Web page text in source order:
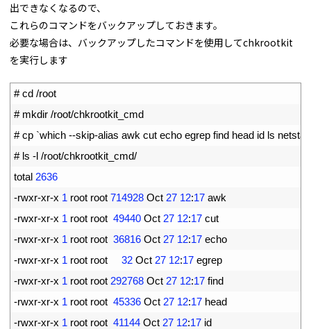
出できなくなるので、
これらのコマンドをバックアップしておきます。
必要な場合は、バックアップしたコマンドを使用してchkrootkit
を実行します
# cd /root
# mkdir /root/chkrootkit_cmd
# cp `which --skip-alias awk cut echo egrep find head id ls
# ls -l /root/chkrootkit_cmd/
total 2636
-rwxr-xr-x 1 root root 714928 Oct 27 12:17 awk
-rwxr-xr-x 1 root root 49440 Oct 27 12:17 cut
-rwxr-xr-x 1 root root 36816 Oct 27 12:17 echo
-rwxr-xr-x 1 root root 32 Oct 27 12:17 egrep
-rwxr-xr-x 1 root root 292768 Oct 27 12:17 find
-rwxr-xr-x 1 root root 45336 Oct 27 12:17 head
-rwxr-xr-x 1 root root 41144 Oct 27 12:17 id